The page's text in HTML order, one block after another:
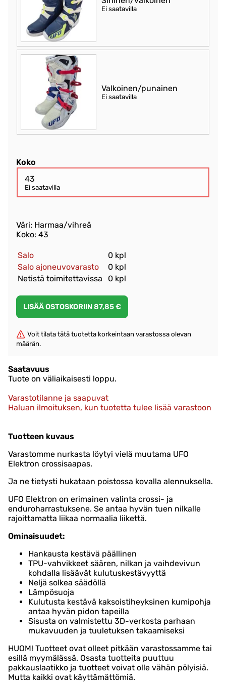
Ei saatavilla
Valkoinen/punainen
Ei saatavilla
Koko
43
Ei saatavilla
Väri: Harmaa/vihreä
Koko: 43
Salo
0 kpl
Salo ajoneuvovarasto
0 kpl
Netistä toimitettavissa
0 kpl
Voit tilata tätä tuotetta korkeintaan varastossa olevan
määrän.
Saatavuus
Tuote on väliaikaisesti loppu.
Varastotilanne ja saapuvat
Haluan ilmoituksen, kun tuotetta tulee lisää varastoon
Tuotteen kuvaus
Varastomme nurkasta löytyi vielä muutama UFO
Elektron crossisaapas.
Ja ne tietysti hukataan poistossa kovalla alennuksella.
UFO Elektron on erimainen valinta crossi- ja
enduroharrastuksene. Se antaa hyvän tuen nilkalle
rajoittamatta liikaa normaalia liikettä.
Ominaisuudet:
Hankausta kestävä päällinen
TPU-vahvikkeet säären, nilkan ja vaihdevivun
kohdalla lisäävät kulutuskestävyyttä
Neljä solkea säädöllä
Lämpösuoja
Kulutusta kestävä kaksoistiheyksinen kumipohja
antaa hyvän pidon tapeilla
Sisusta on valmistettu 3D-verkosta parhaan
mukavuuden ja tuuletuksen takaamiseksi
HUOM! Tuotteet ovat olleet pitkään varastossamme tai
esillä myymälässä. Osasta tuotteita puuttuu
pakkauslaatikko ja tuotteet voivat olle vähän pölyisiä.
Mutta kaikki ovat käyttämättömiä.